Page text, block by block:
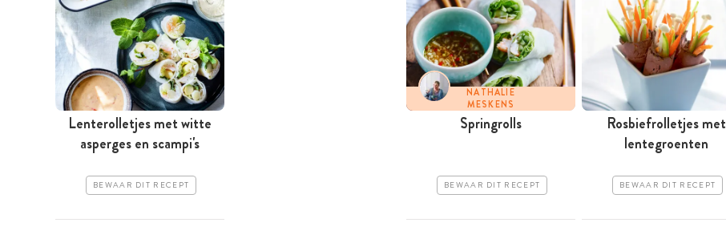
Lenterolletjes met witte
asperges en scampi's
BEWAAR DIT RECEPT
NATHALIE
MESKENS
Springrolls
BEWAAR DIT RECEPT
Rosbiefrolletjes met
lentegroenten
BEWAAR DIT RECEPT